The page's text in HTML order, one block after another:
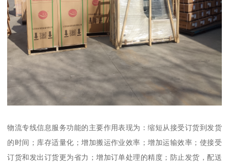
物流专线信息服务功能的主要作用表现为：缩短从接受订货到发货
的时间；库存适量化；增加搬运作业效率；增加运输效率；使接受
订货和发出订货更为省力；增加订单处理的精度；防止发货，配送